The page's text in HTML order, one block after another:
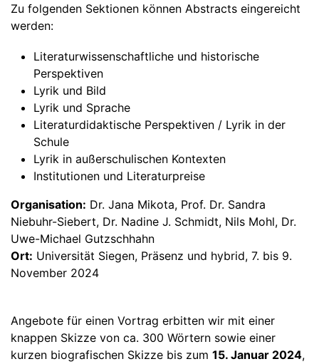
Zu folgenden Sektionen können Abstracts eingereicht
werden:
Literaturwissenschaftliche und historische
Perspektiven
Lyrik und Bild
Lyrik und Sprache
Literaturdidaktische Perspektiven / Lyrik in der
Schule
Lyrik in außerschulischen Kontexten
Institutionen und Literaturpreise
Organisation: Dr. Jana Mikota, Prof. Dr. Sandra
Niebuhr-Siebert, Dr. Nadine J. Schmidt, Nils Mohl, Dr.
Uwe-Michael Gutzschhahn
Ort: Universität Siegen, Präsenz und hybrid, 7. bis 9.
November 2024
Angebote für einen Vortrag erbitten wir mit einer
knappen Skizze von ca. 300 Wörtern sowie einer
kurzen biografischen Skizze bis zum 15. Januar 2024,